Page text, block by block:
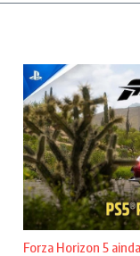
Forza Horizon 5